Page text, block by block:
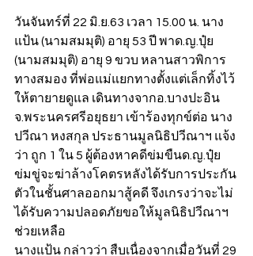
วันจันทร์ที่ 22 มิ.ย.63 เวลา 15.00 น. นาง
แป้น (นามสมมุติ) อายุ 53 ปี พาด.ญ.ปุ๋ย
(นามสมมุติ) อายุ 9 ขวบ หลานสาวพิการ
ทางสมอง ที่พ่อแม่แยกทางตั้งแต่เล็กทิ้งไว้
ให้ตายายดูแล เดินทางจากอ.บางปะอิน
จ.พระนครศรีอยุธยา เข้าร้องทุกข์ต่อ นาง
ปวีณา หงสกุล ประธานมูลนิธิปวีณาฯ แจ้ง
ว่า ถูก 1 ใน 5 ผู้ต้องหาคดีข่มขืนด.ญ.ปุ๋ย
ข่มขู่จะฆ่าล้างโคตรหลังได้รับการประกัน
ตัวในชั้นศาลออกมาสู้คดี จึงเกรงว่าจะไม่
ได้รับความปลอดภัยขอให้มูลนิธิปวีณาฯ
ช่วยเหลือ
นางแป้น กล่าวว่า สืบเนื่องจากเมื่อวันที่ 29